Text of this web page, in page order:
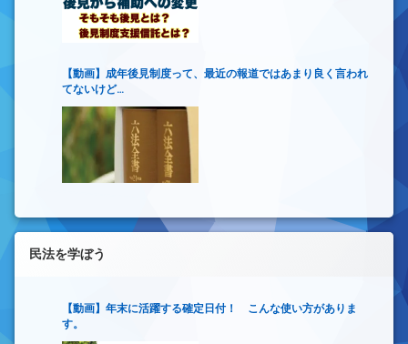
【動画】成年後見制度って、最近の報道ではあまり良く言われ
てないけど…
民法を学ぼう
【動画】年末に活躍する確定日付！ こんな使い方がありま
す。